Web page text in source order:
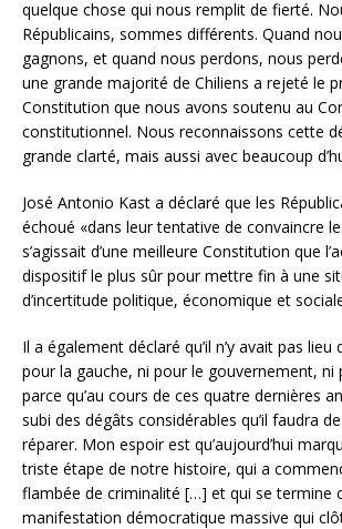
quelque chose qui nous remplit de fierté.
Républicains, sommes différents. Quand
gagnons, et quand nous perdons, nous
une grande majorité de Chiliens a rejeté le
Constitution que nous avons soutenu au
constitutionnel. Nous reconnaissons cette
grande clarté, mais aussi avec beaucoup
José Antonio Kast a déclaré que les
échoué «dans leur tentative de convaincre
s’agissait d’une meilleure Constitution que
dispositif le plus sûr pour mettre fin à une
d’incertitude politique, économique et
Il a également déclaré qu’il n’y avait pas lieu
pour la gauche, ni pour le gouvernement, ni
parce qu’au cours de ces quatre dernières
subi des dégâts considérables qu’il faudra
réparer. Mon espoir est qu’aujourd’hui
triste étape de notre histoire, qui a
flambée de criminalité […] et qui se termine
manifestation démocratique massive qui